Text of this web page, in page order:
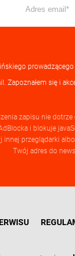
Zapoznałem się i
zapisu nie
i blokuje
innej przeglądarki
Twój adres do